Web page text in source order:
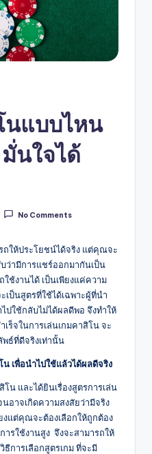
นแบบไหน
นใจได้
No Comments
ถให้ประโยชน์ได้จริง แต่คุณจะ
ว่ามีการแชร์ออกมากันเป็น
ช้งานได้ เป็นเพียงแค่ความ
เป็นสูตรที่ใช้ได้เฉพาะผู้ที่นำ
ปใช้กลับไม่ได้ผลดีพอ จึงทำให้
เร็จในการเล่นเกมคาสิโน จะ
พธ์ที่ดีจริงเท่านั้น
เพื่อนำไปใช้แล้วได้ผลดีจริง
น และได้ยินเรื่องสูตรการเล่น
นอาจเกิดความสงสัยว่ามีจริง
งแต่คุณจะต้องเลือกให้ถูกต้อง
รใช้งานสูง จึงจะสามารถให้
การเลือกสูตรเกม ที่จะมี